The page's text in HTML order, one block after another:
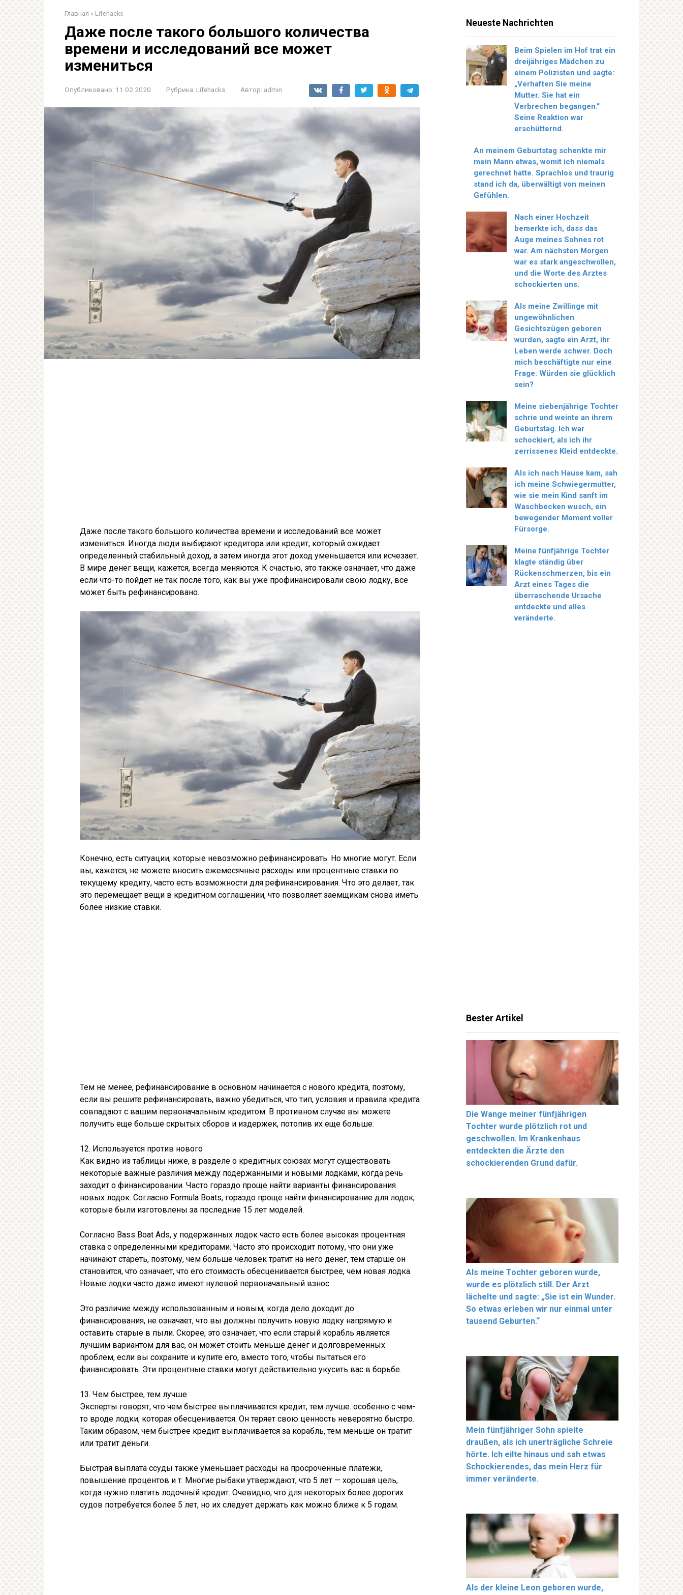
Главная » Lifehacks
Даже после такого большого количества
времени и исследований все может
измениться
Опубликовано: 11.02.2020 Рубрика: Lifehacks Автор: admin
Даже после такого большого количества времени и исследований все может
измениться. Иногда люди выбирают кредитора или кредит, который ожидает
определенный стабильный доход, а затем иногда этот доход уменьшается или исчезает.
В мире денег вещи, кажется, всегда меняются. К счастью, это также означает, что даже
если что-то пойдет не так после того, как вы уже профинансировали свою лодку, все
может быть рефинансировано.
Конечно, есть ситуации, которые невозможно рефинансировать. Но многие могут. Если
вы, кажется, не можете вносить ежемесячные расходы или процентные ставки по
текущему кредиту, часто есть возможности для рефинансирования. Что это делает, так
это перемещает вещи в кредитном соглашении, что позволяет заемщикам снова иметь
более низкие ставки.
Тем не менее, рефинансирование в основном начинается с нового кредита, поэтому,
если вы решите рефинансировать, важно убедиться, что тип, условия и правила кредита
совпадают с вашим первоначальным кредитом. В противном случае вы можете
получить еще больше скрытых сборов и издержек, потопив их еще больше.
12. Используется против нового
Как видно из таблицы ниже, в разделе о кредитных союзах могут существовать
некоторые важные различия между подержанными и новыми лодками, когда речь
заходит о финансировании. Часто гораздо проще найти варианты финансирования
новых лодок. Согласно Formula Boats, гораздо проще найти финансирование для лодок,
которые были изготовлены за последние 15 лет моделей.
Согласно Bass Boat Ads, у подержанных лодок часто есть более высокая процентная
ставка с определенными кредиторами. Часто это происходит потому, что они уже
начинают стареть, поэтому, чем больше человек тратит на него денег, тем старше он
становится, что означает, что его стоимость обесценивается быстрее, чем новая лодка.
Новые лодки часто даже имеют нулевой первоначальный взнос.
Это различие между использованным и новым, когда дело доходит до
финансирования, не означает, что вы должны получить новую лодку напрямую и
оставить старые в пыли. Скорее, это означает, что если старый корабль является
лучшим вариантом для вас, он может стоить меньше денег и долговременных
проблем, если вы сохраните и купите его, вместо того, чтобы пытаться его
финансировать. Эти процентные ставки могут действительно укусить вас в борьбе.
13. Чем быстрее, тем лучше
Эксперты говорят, что чем быстрее выплачивается кредит, тем лучше. особенно с чем-
то вроде лодки, которая обесценивается. Он теряет свою ценность невероятно быстро.
Таким образом, чем быстрее кредит выплачивается за корабль, тем меньше он тратит
или тратит деньги.
Быстрая выплата ссуды также уменьшает расходы на просроченные платежи,
повышение процентов и т. Многие рыбаки утверждают, что 5 лет — хорошая цель,
когда нужно платить лодочный кредит. Очевидно, что для некоторых более дорогих
судов потребуется более 5 лет, но их следует держать как можно ближе к 5 годам.
Neueste Nachrichten
Beim Spielen im Hof trat ein
dreijähriges Mädchen zu
einem Polizisten und sagte:
„Verhaften Sie meine
Mutter. Sie hat ein
Verbrechen begangen.“
Seine Reaktion war
erschütternd.
An meinem Geburtstag schenkte mir
mein Mann etwas, womit ich niemals
gerechnet hatte. Sprachlos und traurig
stand ich da, überwältigt von meinen
Gefühlen.
Nach einer Hochzeit
bemerkte ich, dass das
Auge meines Sohnes rot
war. Am nächsten Morgen
war es stark angeschwollen,
und die Worte des Arztes
schockierten uns.
Als meine Zwillinge mit
ungewöhnlichen
Gesichtszügen geboren
wurden, sagte ein Arzt, ihr
Leben werde schwer. Doch
mich beschäftigte nur eine
Frage: Würden sie glücklich
sein?
Meine siebenjährige Tochter
schrie und weinte an ihrem
Geburtstag. Ich war
schockiert, als ich ihr
zerrissenes Kleid entdeckte.
Als ich nach Hause kam, sah
ich meine Schwiegermutter,
wie sie mein Kind sanft im
Waschbecken wusch, ein
bewegender Moment voller
Fürsorge.
Meine fünfjährige Tochter
klagte ständig über
Rückenschmerzen, bis ein
Arzt eines Tages die
überraschende Ursache
entdeckte und alles
veränderte.
Bester Artikel
Die Wange meiner fünfjährigen
Tochter wurde plötzlich rot und
geschwollen. Im Krankenhaus
entdeckten die Ärzte den
schockierenden Grund dafür.
Als meine Tochter geboren wurde,
wurde es plötzlich still. Der Arzt
lächelte und sagte: „Sie ist ein Wunder.
So etwas erleben wir nur einmal unter
tausend Geburten.“
Mein fünfjähriger Sohn spielte
draußen, als ich unerträgliche Schreie
hörte. Ich eilte hinaus und sah etwas
Schockierendes, das mein Herz für
immer veränderte.
Als der kleine Leon geboren wurde,